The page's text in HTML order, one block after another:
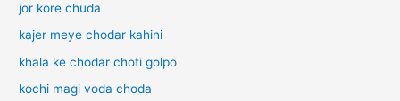
jor kore chuda
kajer meye chodar kahini
khala ke chodar choti golpo
kochi magi voda choda